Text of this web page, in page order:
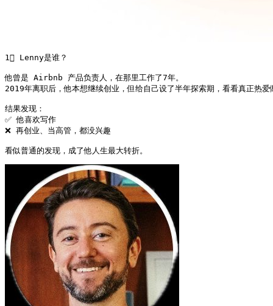
1⃣ Lenny是谁？
他曾是 Airbnb 产品负责人，在那里工作了7年。
2019年离职后，他本想继续创业，但给自己设了半年探索期，看看真正热爱
结果发现：
✅ 他喜欢写作
❌ 再创业、当高管，都没兴趣
看似普通的发现，成了他人生最大转折。